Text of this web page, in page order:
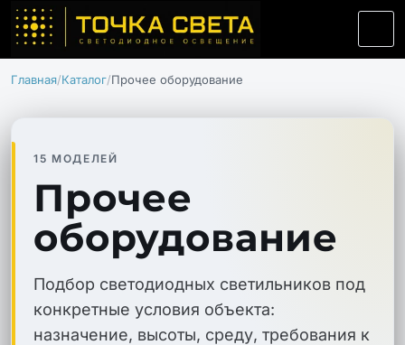
Главная Каталог Прочее оборудование
15 МОДЕЛЕЙ
Прочее
оборудование
Подбор светодиодных светильников под
конкретные условия объекта:
назначение, высоты, среду, требования к